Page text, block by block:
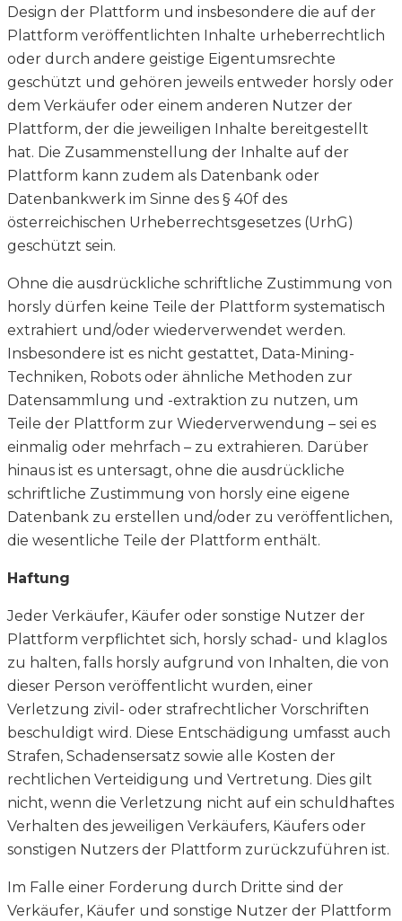
Design der Plattform und insbesondere die auf der
Plattform veröffentlichten Inhalte urheberrechtlich
oder durch andere geistige Eigentumsrechte
geschützt und gehören jeweils entweder horsly oder
dem Verkäufer oder einem anderen Nutzer der
Plattform, der die jeweiligen Inhalte bereitgestellt
hat. Die Zusammenstellung der Inhalte auf der
Plattform kann zudem als Datenbank oder
Datenbankwerk im Sinne des § 40f des
österreichischen Urheberrechtsgesetzes (UrhG)
geschützt sein.
Ohne die ausdrückliche schriftliche Zustimmung von
horsly dürfen keine Teile der Plattform systematisch
extrahiert und/oder wiederverwendet werden.
Insbesondere ist es nicht gestattet, Data-Mining-
Techniken, Robots oder ähnliche Methoden zur
Datensammlung und -extraktion zu nutzen, um
Teile der Plattform zur Wiederverwendung – sei es
einmalig oder mehrfach – zu extrahieren. Darüber
hinaus ist es untersagt, ohne die ausdrückliche
schriftliche Zustimmung von horsly eine eigene
Datenbank zu erstellen und/oder zu veröffentlichen,
die wesentliche Teile der Plattform enthält.
Haftung
Jeder Verkäufer, Käufer oder sonstige Nutzer der
Plattform verpflichtet sich, horsly schad- und klaglos
zu halten, falls horsly aufgrund von Inhalten, die von
dieser Person veröffentlicht wurden, einer
Verletzung zivil- oder strafrechtlicher Vorschriften
beschuldigt wird. Diese Entschädigung umfasst auch
Strafen, Schadensersatz sowie alle Kosten der
rechtlichen Verteidigung und Vertretung. Dies gilt
nicht, wenn die Verletzung nicht auf ein schuldhaftes
Verhalten des jeweiligen Verkäufers, Käufers oder
sonstigen Nutzers der Plattform zurückzuführen ist.
Im Falle einer Forderung durch Dritte sind der
Verkäufer, Käufer und sonstige Nutzer der Plattform